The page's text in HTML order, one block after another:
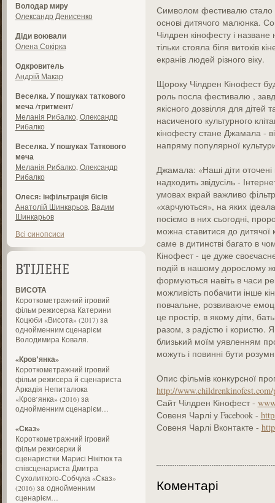
Володар миру
Олександр Денисенко
Діди воювали
Олена Сокірка
Одкровитель
Андрій Макар
Веселка. У пошуках таткового
меча /тритмент/
Меланія Рибалко Олександр
Рибалко
Веселка. У пошуках Таткового
меча
Меланія Рибалко Олександр
Рибалко
Олеся: інфільтрація бісів
Анатолій Шинкарьов, Вадим
Шинкарьов
Всі синопсиси
ВТІЛЕНЕ
ВИСОТА
Короткометражний ігровий
фільм режисерка Катерини
Коцюби «Висота» (2017) за
однойменним сценарієм
Володимира Коваля.
«Кров’янка»
Короткометражний ігровий
фільм режисера й сценариста
Аркадія Непиталюка
«Кров’янка» (2016) за
однойменним сценарієм…
«Сказ»
Короткометражний ігровий
фільм режисерки й
сценаристки Марисі Нікітюк та
співсценариста Дмитра
Сухолиткого-Собчука «Сказ»
(2016) за однойменним
сценарієм…
Символом фестивалю стало
основі дитячого малюнка.
Чілдрен кінофесту і
тільки стояла біля витоків
екранів людей різного віку.
Щороку Чілдрен Кінофест
роль посла фестивалю ,
якісного дозвілля для дітей
насиченого культурного
кінофесту стане Джамала -
напряму популярної
Джамала: «Наші діти оточені
надходить звідусіль -
умовах вкрай важливо
«харчуються», на яких
посіємо в них сьогодні,
можна ставитися до дитячої
саме в дитинстві багато в
Кінофест - це дуже
подій в нашому дорослому
формуються навіть в часи
можливість побачити інше
повчальне, розвиваюче
це простір, в якому діти,
разом, з радістю і користю.
близький моїм уявленням
можуть і повинні бути
Опис фільмів конкурсної
http://
Сайт Чілдрен Кінофест -
Совеня Чарлі у Facebook -
Совеня Чарлі Вконтакте -
Коментарі